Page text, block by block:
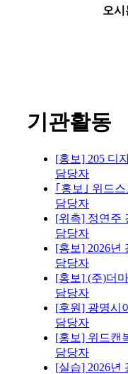
오시
기관활동
[홍보] 205 디
담당자
｢홍보｣ 위드
담당자
[위촉] 정연주
담당자
[홍보] 2026년
담당자
[홍보] (주)더
담당자
[후원] 광명시
담당자
[홍보] 위드캔
담당자
[실습] 2026년